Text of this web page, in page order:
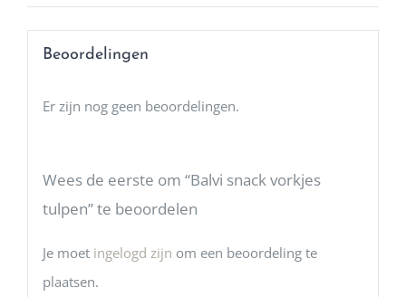
Beoordelingen
Er zijn nog geen beoordelingen.
Wees de eerste om “Balvi snack vorkjes
tulpen” te beoordelen
Je moet ingelogd zijn om een beoordeling te
plaatsen.